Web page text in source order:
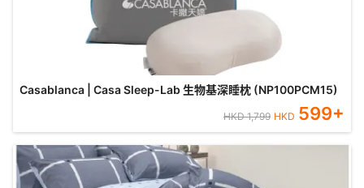
Casablanca | Casa Sleep-Lab 生物基深睡枕 (NP100PCM15)
HKD1,799 HKD 599+